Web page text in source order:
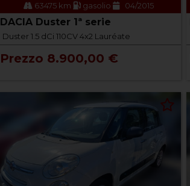
63475 km gasolio 04/2015
DACIA Duster 1ª serie
Duster 1.5 dCi 110CV 4x2 Lauréate
Prezzo 8.900,00 €